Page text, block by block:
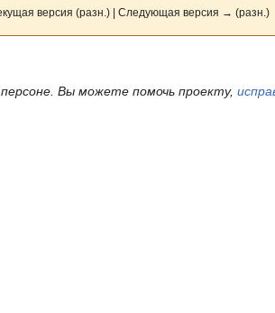
версия (разн.) | Следующая версия → (разн.)
Вы можете помочь проекту,